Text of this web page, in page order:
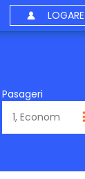
LOGARE
Pasageri